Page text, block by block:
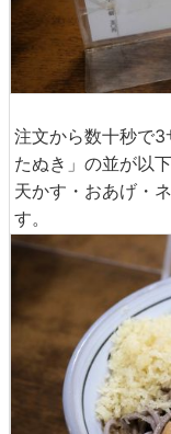
注文から数十秒で
たぬき」の並が以
天かす・おあげ・
す。